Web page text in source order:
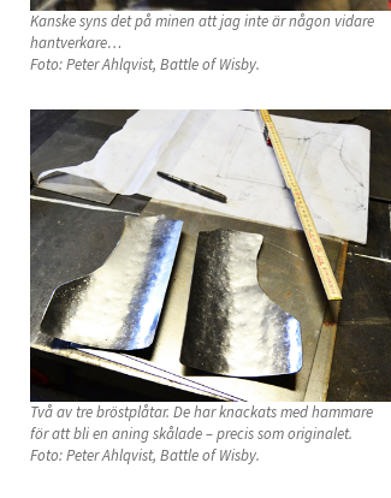
Kanske syns det på minen att jag inte är någon vidare
hantverkare…
Foto: Peter Ahlqvist, Battle of Wisby.
Två av tre bröstplåtar. De har knackats med hammare
för att bli en aning skålade – precis som originalet.
Foto: Peter Ahlqvist, Battle of Wisby.